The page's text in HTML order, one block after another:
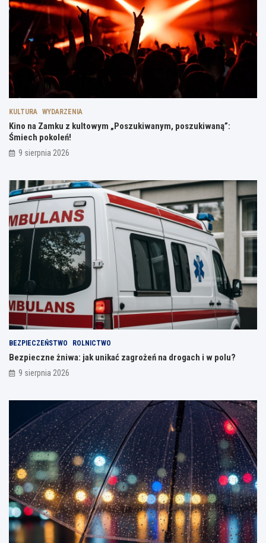
KULTURA WYDARZENIA
Kino na Zamku z kultowym „Poszukiwanym, poszukiwaną”:
Śmiech pokoleń!
9 sierpnia 2026
BEZPIECZEŃSTWO ROLNICTWO
Bezpieczne żniwa: jak unikać zagrożeń na drogach i w polu?
9 sierpnia 2026